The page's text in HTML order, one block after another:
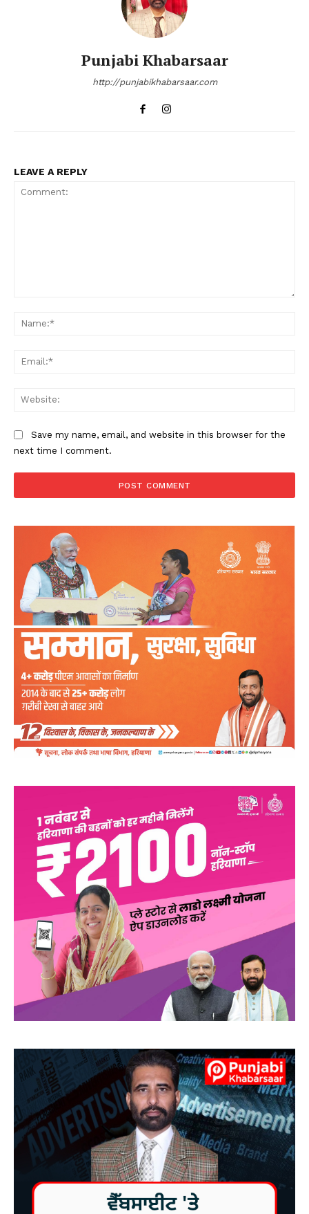
Punjabi Khabarsaar
http://punjabikhabarsaar.com
LEAVE A REPLY
Save my name, email, and website in this browser for the
next time I comment.